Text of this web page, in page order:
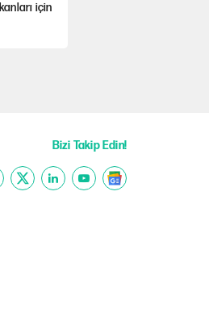
için
Bizi Takip Edin!